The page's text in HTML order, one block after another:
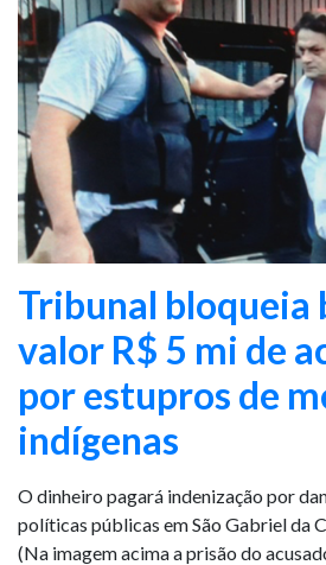
Tribunal bloqueia
valor R$ 5 mi de
por estupros de
indígenas
O dinheiro pagará indenização por
políticas públicas em São Gabriel da
(Na imagem acima a prisão do